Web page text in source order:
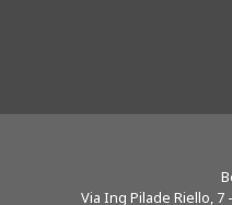
Via Ing Pilade Riello, 7 -